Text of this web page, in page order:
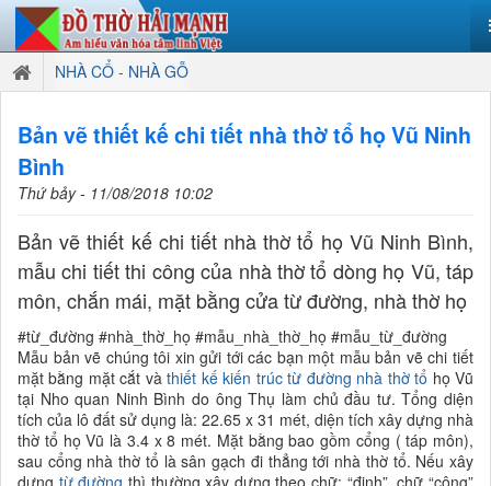
NHÀ CỔ - NHÀ GỖ
Bản vẽ thiết kế chi tiết nhà thờ tổ họ Vũ Ninh
Bình
Thứ bảy - 11/08/2018 10:02
Bản vẽ thiết kế chi tiết nhà thờ tổ họ Vũ Ninh Bình,
mẫu chi tiết thi công của nhà thờ tổ dòng họ Vũ, táp
môn, chắn mái, mặt bằng cửa từ đường, nhà thờ họ
#từ_đường #nhà_thờ_họ #mẫu_nhà_thờ_họ #mẫu_từ_đường
Mẫu bản vẽ chúng tôi xin gửi tới các bạn một mẫu bản vẽ chi tiết
mặt bằng mặt cắt vàthiết kế kiến trúc từ đường nhà thờ tổ họ Vũ
tại Nho quan Ninh Bình do ông Thụ làm chủ đầu tư. Tổng diện
tích của lô đất sử dụng là: 22.65 x 31 mét, diện tích xây dựng nhà
thờ tổ họ Vũ là 3.4 x 8 mét. Mặt bằng bao gồm cổng ( táp môn),
sau cổng nhà thờ tổ là sân gạch đi thẳng tới nhà thờ tổ. Nếu xây
dựng từ đường thì thường xây dựng theo chữ: “đinh”, chữ “công”